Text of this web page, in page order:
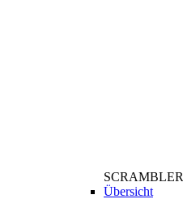
SCRAMBLER
Übersicht